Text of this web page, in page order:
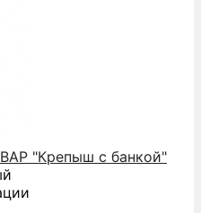
"Крепыш с банкой"